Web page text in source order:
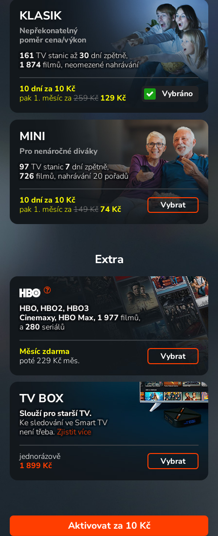
Když
žralok
útočí
2025 | Drama, Dobrodružný, Příroda
Jak přežít
útok
žraloka
2025 | Drama, Dobrodružný, Příroda
Nus et
culottés
Dobrodružný
KLASIK
Nepřekonatelný
poměr cena/výkon
161 TV stanic až30 dní zpětně
1 874filmů neomezené nahrávání
10 dní za 10 Kč
pak 1. měsíc za 259 Kč 129 Kč Vybráno
MINI
Pro nenáročné diváky
97 TV stanic7 dní zpětně
726 filmů nahrávání 20 pořadů
10 dní za 10 Kč
pak 1. měsíc za 149 Kč74 Kč Vybrat
Extra
HBO, HBO2, HBO3
Cinemaxy, HBO Max 1 977 filmů
a 280 seriálů
Měsíc zdarma
poté 229 Kč měs.
Vybrat
TV BOX
Slouží pro starší TV.
Ke sledování ve Smart TV
není třeba. Zjistit více
jednorázově
1 899 Kč
Vybrat
Aktivovat za 10 Kč